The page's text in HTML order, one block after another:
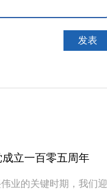
立一百零五周年
业的关键时期，我们迎